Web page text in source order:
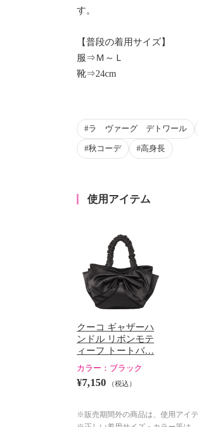
す。
【普段の着用サイズ】
服⇒Ｍ～Ｌ
靴⇒24cm
ラ ヴァーグ デトワール
秋コーデ 高身長
使用アイテム
クーコ ギャザーハ
ンドル リボンモテ
ィーフ トートバ…
カラー： ブラック
¥7,150 （税込）
※販売期間外の商品は、使用アイ